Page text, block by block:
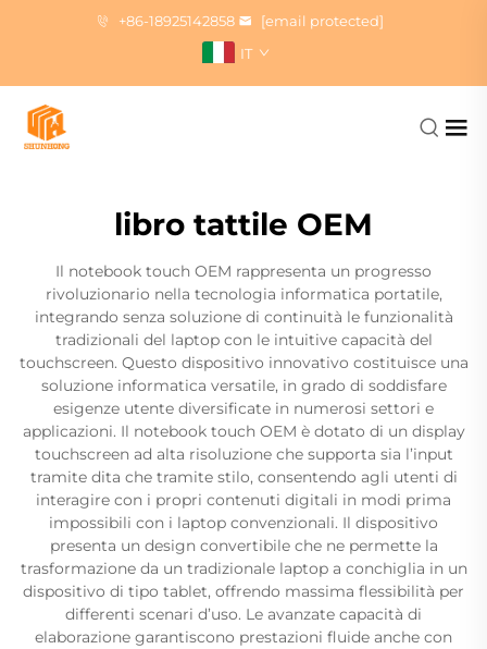
+86-18925142858
[email protected]
IT
libro tattile OEM
Il notebook touch OEM rappresenta un progresso
rivoluzionario nella tecnologia informatica portatile,
integrando senza soluzione di continuità le funzionalità
tradizionali del laptop con le intuitive capacità del
touchscreen. Questo dispositivo innovativo costituisce una
soluzione informatica versatile, in grado di soddisfare
esigenze utente diversificate in numerosi settori e
applicazioni. Il notebook touch OEM è dotato di un display
touchscreen ad alta risoluzione che supporta sia l’input
tramite dita che tramite stilo, consentendo agli utenti di
interagire con i propri contenuti digitali in modi prima
impossibili con i laptop convenzionali. Il dispositivo
presenta un design convertibile che ne permette la
trasformazione da un tradizionale laptop a conchiglia in un
dispositivo di tipo tablet, offrendo massima flessibilità per
differenti scenari d’uso. Le avanzate capacità di
elaborazione garantiscono prestazioni fluide anche con